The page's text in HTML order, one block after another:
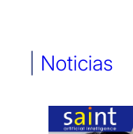
Noticias